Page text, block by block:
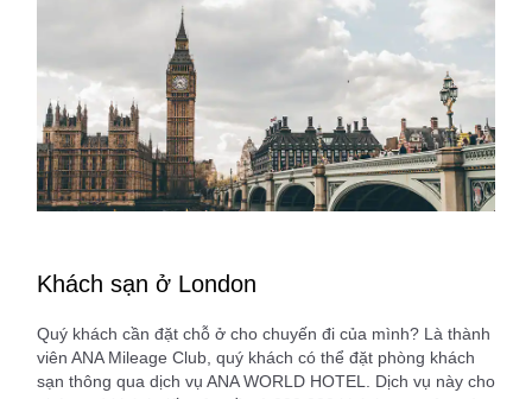
Khách sạn ở London
Quý khách cần đặt chỗ ở cho chuyến đi của mình? Là thành
viên ANA Mileage Club, quý khách có thể đặt phòng khách
sạn thông qua dịch vụ ANA WORLD HOTEL. Dịch vụ này cho